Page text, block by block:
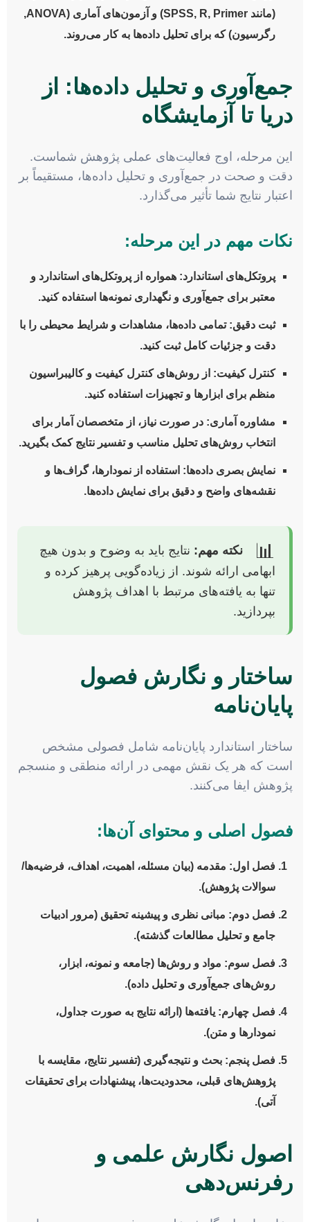
(مانند SPSS, R, Primer) و آزمون‌های آماری (ANOVA,
رگرسیون) که برای تحلیل داده‌ها به کار می‌روند.
جمع‌آوری و تحلیل داده‌ها: از
دریا تا آزمایشگاه
این مرحله، اوج فعالیت‌های عملی پژوهش شماست.
دقت و صحت در جمع‌آوری و تحلیل داده‌ها، مستقیماً بر
اعتبار نتایج شما تأثیر می‌گذارد.
نکات مهم در این مرحله:
پروتکل‌های استاندارد: همواره از پروتکل‌های استاندارد و
معتبر برای جمع‌آوری و نگهداری نمونه‌ها استفاده کنید.
ثبت دقیق: تمامی داده‌ها، مشاهدات و شرایط محیطی را با
دقت و جزئیات کامل ثبت کنید.
کنترل کیفیت: از روش‌های کنترل کیفیت و کالیبراسیون
منظم برای ابزارها و تجهیزات استفاده کنید.
مشاوره آماری: در صورت نیاز، از متخصصان آمار برای
انتخاب روش‌های تحلیل مناسب و تفسیر نتایج کمک بگیرید.
نمایش بصری داده‌ها: استفاده از نمودارها، گراف‌ها و
نقشه‌های واضح و دقیق برای نمایش داده‌ها.
📊 نکته مهم: نتایج باید به وضوح و بدون هیچ
ابهامی ارائه شوند. از زیاده‌گویی پرهیز کرده و
تنها به یافته‌های مرتبط با اهداف پژوهش
بپردازید.
ساختار و نگارش فصول
پایان‌نامه
ساختار استاندارد پایان‌نامه شامل فصولی مشخص
است که هر یک نقش مهمی در ارائه منطقی و منسجم
پژوهش ایفا می‌کنند.
فصول اصلی و محتوای آن‌ها:
فصل اول: مقدمه (بیان مسئله، اهمیت، اهداف، فرضیه‌ها/
سوالات پژوهش).
فصل دوم: مبانی نظری و پیشینه تحقیق (مرور ادبیات
جامع و تحلیل مطالعات گذشته).
فصل سوم: مواد و روش‌ها (جامعه و نمونه، ابزار،
روش‌های جمع‌آوری و تحلیل داده).
فصل چهارم: یافته‌ها (ارائه نتایج به صورت جداول،
نمودارها و متن).
فصل پنجم: بحث و نتیجه‌گیری (تفسیر نتایج، مقایسه با
پژوهش‌های قبلی، محدودیت‌ها، پیشنهادات برای تحقیقات
آتی).
اصول نگارش علمی و
رفرنس‌دهی